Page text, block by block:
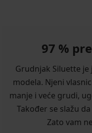
97 %
Grudnjak Siluette
modela. Njeni
manje i veće grudi,
Također se slažu
Zato vam